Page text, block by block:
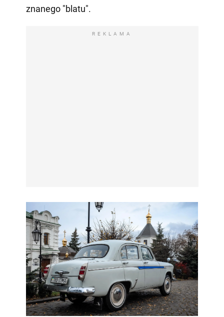
znanego "blatu".
REKLAMA